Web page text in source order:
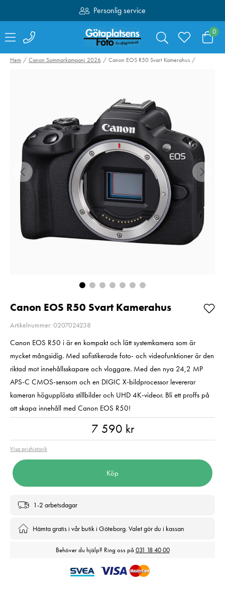
Personlig service
Fri frakt över 1000:-
0
Sandisk SDXC
Extreme Pro 64GB
200MB/s UHS-I C10
V30 U3
Lägg i varukorgen
Swarovski
Phone
Pris:2 220 kr
2 220 kr
Hem Canon Sommarkampanj 2026 Canon EOS R50 Svart Kamerahus
Canon EOS R50 Svart Kamerahus
Artikelnummer: 0207024238
Canon EOS R50 i är en kompakt och lätt systemkamera som är
mycket mångsidig. Med sofistikerade foto- och videofunktioner är den
riktad mot innehållsskapare och vloggare. Med den nya 24,2 MP
APS-C CMOS-sensorn och en DIGIC X-bildprocessor levererar
kameran högupplösta stillbilder och UHD 4K-videor. Bli ett proffs på
att skapa innehåll med Canon EOS R50!
7 590 kr
Visa prishistorik
Köp
1-2 arbetsdagar
Hämta gratis i vår butik i Göteborg. Valet gör du i kassan
Behöver du hjälp? Ring oss på 031 18 40 00